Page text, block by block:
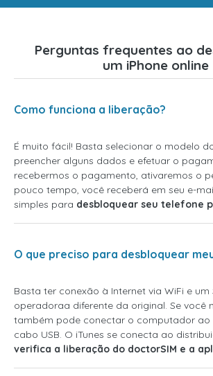
Perguntas frequentes ao
um iPhone online
Como funciona a liberação?
É muito fácil! Basta selecionar o modelo
preencher alguns dados e efetuar o
recebermos o pagamento, ativaremos o
pouco tempo, você receberá em seu e-
simples para desbloquear seu telefone
O que preciso para desbloquear
Basta ter conexão à Internet via WiFi e um
operadoraa diferente da original. Se você
também pode conectar o computador ao
cabo USB. O iTunes se conecta ao
verifica a liberação do doctorSIM e a